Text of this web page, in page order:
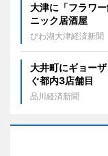
大津に「フラワ
ニック居酒屋
びわ湖大津経済新聞
大井町にギョー
ぐ都内3店舗目
品川経済新聞